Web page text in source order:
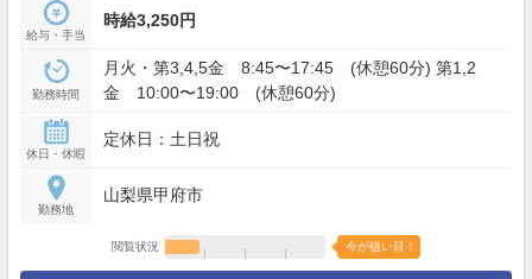
給与・手当
時給3,250円
勤務時間
月火・第3,4,5金 8:45〜17:45 (休憩60分) 第1,2
金 10:00〜19:00 (休憩60分)
休日・休暇
定休日：土日祝
勤務地
山梨県甲府市
閲覧状況 今が狙い目！